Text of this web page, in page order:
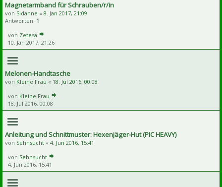
Magnetarmband für Schrauben/r/in
von Sidanne « 8. Jan 2017, 21:09
Antworten: 1
von Zetesa
10. Jan 2017, 21:26
Melonen-Handtasche
von Kleine Frau « 18. Jul 2016, 00:08
von Kleine Frau
18. Jul 2016, 00:08
Anleitung und Schnittmuster: Hexenjäger-Hut (PIC HEAVY)
von Sehnsucht « 4. Jun 2016, 15:41
von Sehnsucht
4. Jun 2016, 15:41